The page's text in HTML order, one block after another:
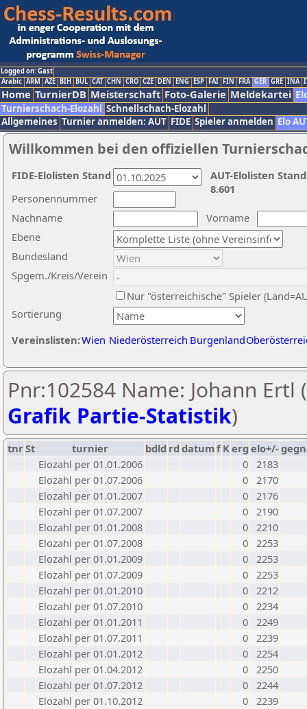
Logged on: Gast
Arabic ARM AZE BIH BUL CAT CHN CRO CZE DEN ENG ESP FAI FIN FRA GER GRE INA
Home TurnierDB Meisterschaft Foto-Galerie Meldekartei
Turnierschach-Elozahl Schnellschach-Elozahl
Allgemeines Turnier anmelden: AUT FIDE Spieler anmelden Elo
Willkommen bei den offiziellen
Nachname
Vorname
Ebene
Sortierung
Personennummer
Bundesland
Spgem./Kreis/Verein
Nur "österreichische" Spieler
Vereinslisten:Wien Niederösterreich Burgenland
AUT-Elolisten
8.601
FIDE-Elolisten Stand
Pnr:102584 Name: Johann Ertl (
Grafik Partie-Statistik)
tnrSt turnier bdld rd datumf Kerg elo+/-
Elozahl per 01.01.2006
0 2183
Elozahl per 01.07.2006
0 2170
Elozahl per 01.01.2007
0 2176
Elozahl per 01.07.2007
0 2190
Elozahl per 01.01.2008
0 2210
Elozahl per 01.07.2008
0 2253
Elozahl per 01.01.2009
0 2253
Elozahl per 01.07.2009
0 2253
Elozahl per 01.01.2010
0 2212
Elozahl per 01.07.2010
0 2234
Elozahl per 01.01.2011
0 2249
Elozahl per 01.07.2011
0 2239
Elozahl per 01.01.2012
0 2254
Elozahl per 01.04.2012
0 2250
Elozahl per 01.07.2012
0 2244
Elozahl per 01.10.2012
0 2239